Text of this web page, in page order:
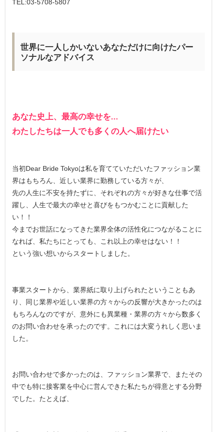
TEL:03-5708-5807
世界に一人しかいないあなただけに向けたパー
ソナルなアドバイス
あなた史上、最高の幸せを...
わたしたちは一人でも多くの人へ届けたい
当初Dear Bride Tokyoは私を育てていただいたファッション業
界はもちろん、近しい業界に勤務している方々が、
先の人生に不安を持たずに、それぞれの方々が好きな仕事で活
躍し、人生で最大の幸せと喜びをもつかむことに貢献した
い！！
今までお世話になってきた業界全体の活性化につながることに
なれば、私たちにとっても、これ以上の幸せはない！！
という強い想いからスタートしました。
事業スタートから、業界紙に取り上げられたということもあ
り、同じ業界や近しい業界の方々からの反響が大きかったのは
もちろんなのですが、意外にも異業種・業界の方々から数多く
のお問い合わせを承ったのです。これには大変うれしく思いま
した。
お問い合わせで多かったのは、ファッション業界で、またその
中でも特に接客業を中心に営んできた私たちが得意とする分野
でした。たとえば、